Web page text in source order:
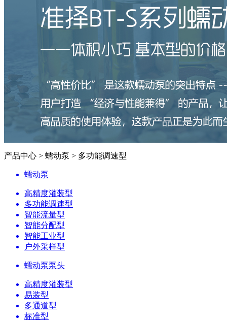
产品中心 > 蠕动泵 > 多功能调速型
蠕动泵
高精度灌装型
多功能调速型
智能流量型
智能分配型
智能工业型
户外采样型
蠕动泵泵头
高精度灌装型
易装型
多通道型
标准型